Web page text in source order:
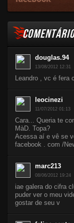
douglas.94
13/08/2012 12:31
Leandro , vc é fera
leocinezi
11/07/2012 01:13
Cara... Queria te
MàD. Topa?
Acessa aí e vê se
facebook . com /
marc213
08/06/2012 19:24
iae galera do cifra
puder ver o meu
gostar de seu v